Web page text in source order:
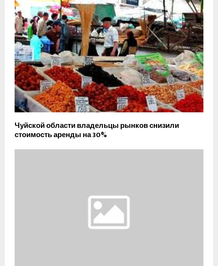
Чуйской области владельцы рынков снизили
стоимость аренды на 30%